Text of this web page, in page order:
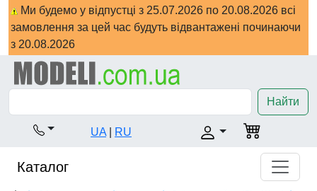
Ми будемо у відпустці з 25.07.2026 по 20.08.2026 всі
замовлення за цей час будуть відвантажені починаючи
з 20.08.2026
Найти
UA RU
Каталог